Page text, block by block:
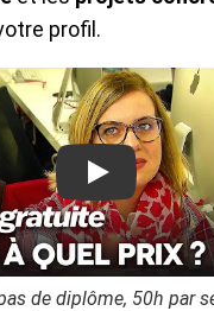
profil.
Play
de diplôme, 50h par